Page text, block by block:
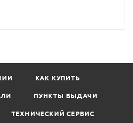
КАК КУПИТЬ
ПУНКТЫ ВЫДАЧИ
ТЕХНИЧЕСКИЙ СЕРВИС